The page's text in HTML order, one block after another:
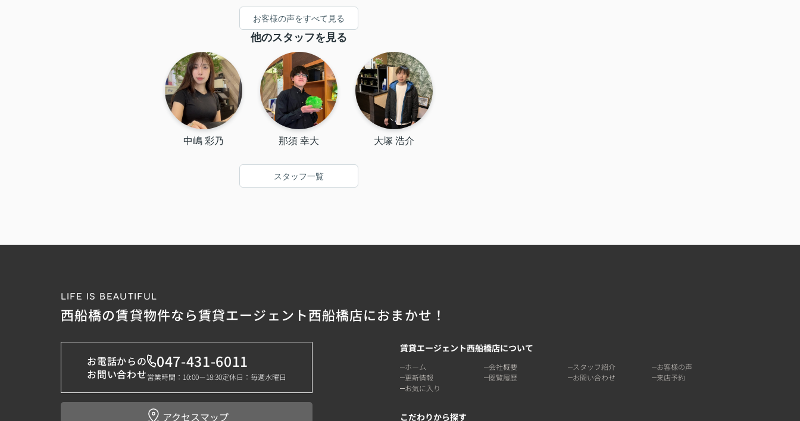
ずっとずっと…元気にお
仕事して下さい！！お客様の声をすべて見る
他のスタッフを見る
中嶋 彩乃 那須 幸大 大塚 浩介
スタッフ一覧
LIFE IS BEAUTIFUL
西船橋の賃貸物件なら賃貸エージェント西船橋店におまかせ！
お電話からの
お問い合わせ
047-431-6011
営業時間：10:00－18:30定休日：毎週水曜日
アクセスマップ
賃貸エージェント西船橋店について
ホーム 会社概要 スタッフ紹介
お客様の声
更新情報
閲覧履歴 お問い合わせ
来店予約
お気に入り
こだわりから探す